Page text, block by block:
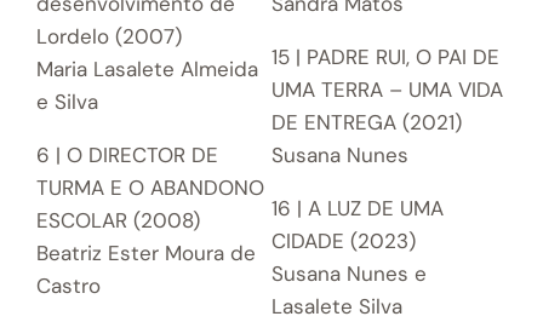
Lordelo (2007)
Maria Lasalete Almeida
e Silva
6 | O DIRECTOR DE
TURMA E O ABANDONO
ESCOLAR (2008)
Beatriz Ester Moura de
Castro
15 | PADRE RUI, O PAI DE
UMA TERRA – UMA VIDA
DE ENTREGA (2021)
Susana Nunes
16 | A LUZ DE UMA
CIDADE (2023)
Susana Nunes e
Lasalete Silva